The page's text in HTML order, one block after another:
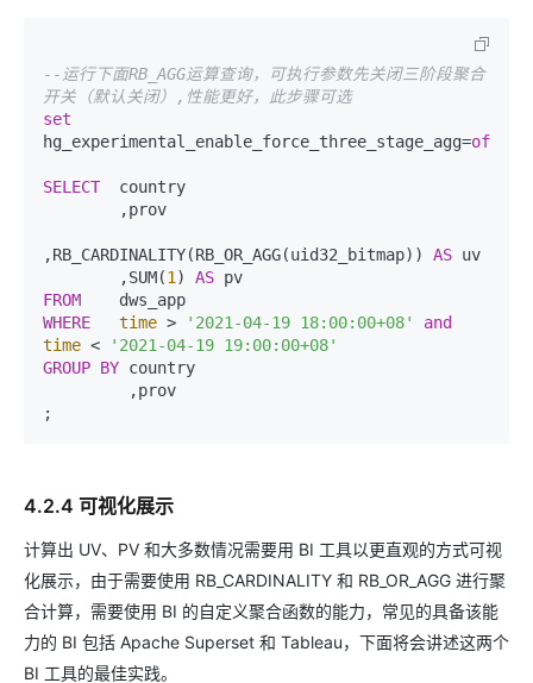
--运行下面RB_AGG运算查询，可执行参数先关闭三阶段聚合
开关（默认关闭）,性能更好，此步骤可选
set
hg_experimental_enable_force_three_stage_agg=off
SELECT
  country
,RB_CARDINALITY(RB_OR_AGG(uid32_bitmap)) AS uv
        ,SUM(
1 ) AS
FROM
WHERE
time > '2021-04-19 18:00:00+08'
and
time <
'2021-04-19 19:00:00+08'
GROUP BY country
;
4.2.4 可视化展示
计算出 UV、PV 和大多数情况需要用 BI 工具以更直观的方式可视
化展示，由于需要使用 RB_CARDINALITY 和 RB_OR_AGG 进行聚
合计算，需要使用 BI 的自定义聚合函数的能力，常见的具备该能
力的 BI 包括 Apache Superset 和 Tableau，下面将会讲述这两个
BI 工具的最佳实践。